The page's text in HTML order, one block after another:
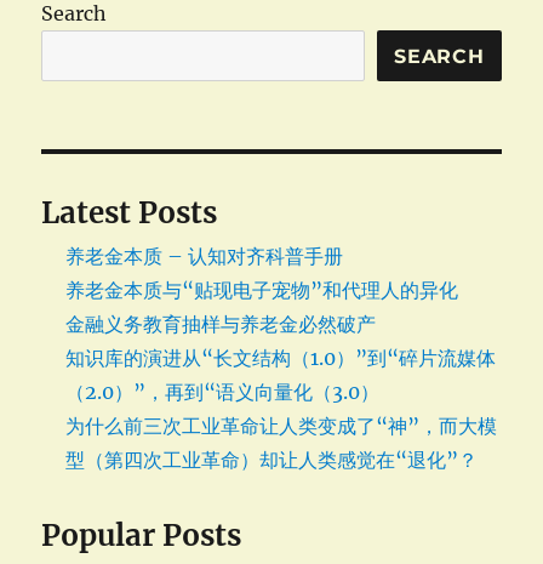
Search
SEARCH
Latest Posts
养老金本质 – 认知对齐科普手册
养老金本质与“贴现电子宠物”和代理人的异化
金融义务教育抽样与养老金必然破产
知识库的演进从“长文结构（1.0）”到“碎片流媒体
（2.0）”，再到“语义向量化（3.0）
为什么前三次工业革命让人类变成了“神”，而大模
型（第四次工业革命）却让人类感觉在“退化”？
Popular Posts